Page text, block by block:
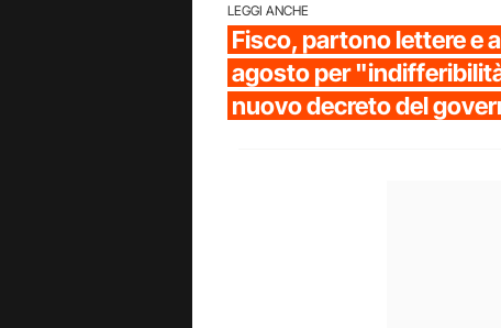
LEGGI ANCHE
Fisco, partono lettere e
agosto per
nuovo decreto del